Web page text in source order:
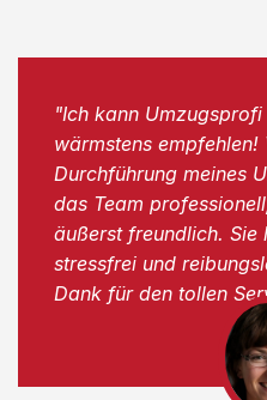
"Ich kann
wärmstens
Durchführung meines
das Team
äußerst freundlich. Sie
stressfrei und
Dank für den tollen